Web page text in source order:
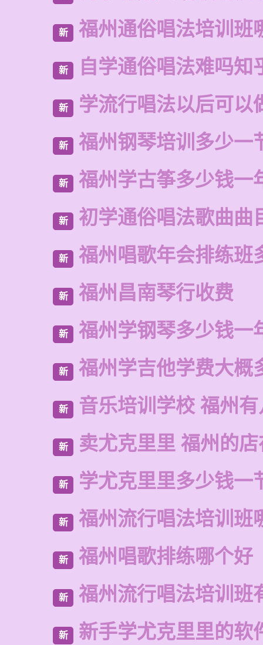
新 福州通俗唱法培训班
新 自学通俗唱法难吗知
新 学流行唱法以后可以
新 福州钢琴培训多少一
新 福州学古筝多少钱一
新 初学通俗唱法歌曲曲
新 福州唱歌年会排练班
新 福州昌南琴行收费
新 福州学钢琴多少钱一
新 福州学吉他学费大概
新 音乐培训学校 福州
新 卖尤克里里 福州的
新 学尤克里里多少钱一
新 福州流行唱法培训班
新 福州唱歌排练哪个好
新 福州流行唱法培训班
新 新手学尤克里里的软